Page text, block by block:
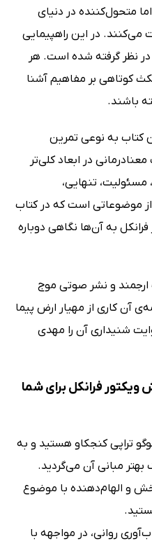
متحول‌کننده در دنیای
می‌کنند. در این راهپیمایی
شما در نظر گرفته شده است. هر
کوتاهی بر مفاهیم آشنا
باشند.
این کتاب به نوعی تمرین
در ابعاد کلی‌تر
مسئولیت، تنهایی،
موضوعاتی است که در کتاب
به آن‌ها نگاهی دوباره
ارجمند و نشر صوتی موج
آن کاری از مهیار ارض پیما
شنیداری آن را مهدی
فرانکل برای شما
تراپی کنجکاو هستید و به
بهتر مبانی آن می‌گردید.
و الهام‌دهنده با موضوع
روانی، در مواجهه با